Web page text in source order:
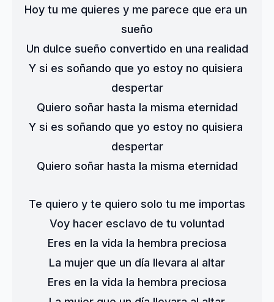
Hoy tu me quieres y me parece que era un
sueño
Un dulce sueño convertido en una realidad
Y si es soñando que yo estoy no quisiera
despertar
Quiero soñar hasta la misma eternidad
Y si es soñando que yo estoy no quisiera
despertar
Quiero soñar hasta la misma eternidad
Te quiero y te quiero solo tu me importas
Voy hacer esclavo de tu voluntad
Eres en la vida la hembra preciosa
La mujer que un día llevara al altar
Eres en la vida la hembra preciosa